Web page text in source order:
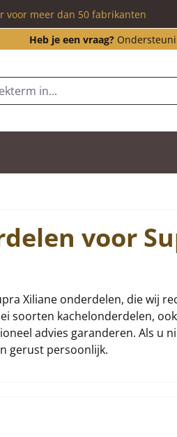
voor meer dan 50 fabrikanten
Heb je een vraag?
voor
Xiliane onderdelen, die wij
soorten kachelonderdelen,
advies garanderen. Als u
gerust persoonlijk.